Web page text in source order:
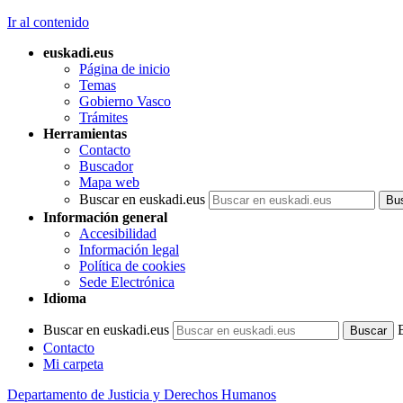
Ir al contenido
euskadi.eus
Página de inicio
Temas
Gobierno Vasco
Trámites
Herramientas
Contacto
Buscador
Mapa web
Buscar en euskadi.eus
Información general
Accesibilidad
Información legal
Política de cookies
Sede Electrónica
Idioma
Buscar en euskadi.eus
Contacto
Mi carpeta
Departamento de Justicia y Derechos Humanos